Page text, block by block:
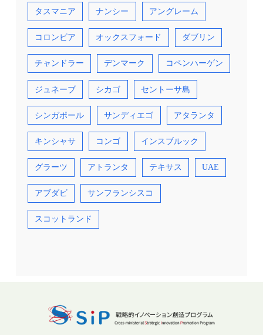
タスマニア ナンシー アングレーム
コロンビア オックスフォード ダブリン
チャンドラー デンマーク コペンハーゲン
ジュネーブ シカゴ セントーサ島
シンガポール サンディエゴ アタランタ
キンシャサ コンゴ インスブルック
グラーツ アトランタ テキサス UAE
アブダビ サンフランシスコ
スコットランド